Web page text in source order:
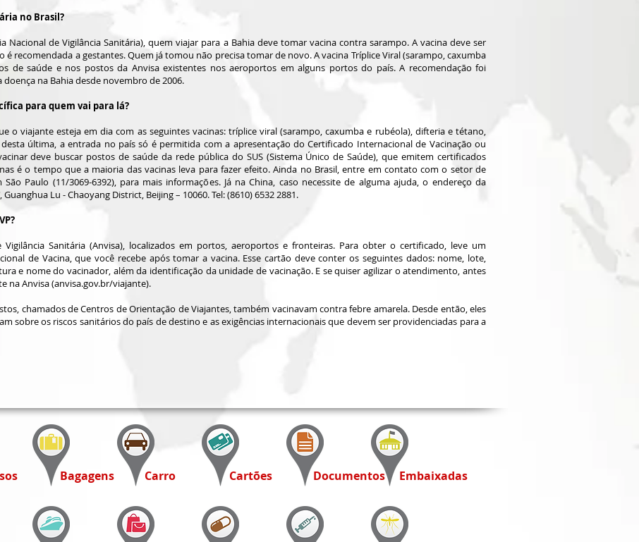
no Brasil?
Nacional de Vigilância Sanitária), quem viajar para a Bahia deve tomar vacina contra sarampo. A vacina deve ser
é recomendada a gestantes. Quem já tomou não precisa tomar de novo. A vacina Tríplice Viral (sarampo, caxumba
de saúde e nos postos da Anvisa existentes nos aeroportos em alguns portos do país. A recomendação foi
na Bahia desde novembro de 2006.
para quem vai para lá?
o viajante esteja em dia com as seguintes vacinas: tríplice viral (sarampo, caxumba e rubéola), difteria e tétano,
última, a entrada no país só é permitida com a apresentação do Certificado Internacional de Vacinação ou
deve buscar postos de saúde da rede pública do SUS (Sistema Único de Saúde), que emitem certificados
é o tempo que a maioria das vacinas leva para fazer efeito. Ainda no Brasil, entre em contato com o setor de
Paulo (11/3069-6392), para mais informações. Já na China, caso necessite de alguma ajuda, o endereço da
Lu - Chaoyang District, Beijing – 10060. Tel: (8610) 6532 2881.
Sanitária (Anvisa), localizados em portos, aeroportos e fronteiras. Para obter o certificado, leve um
de Vacina, que você recebe após tomar a vacina. Esse cartão deve conter os seguintes dados: nome, lote,
e nome do vacinador, além da identificação da unidade de vacinação. E se quiser agilizar o atendimento, antes
na Anvisa (anvisa.gov.br/viajante).
chamados de Centros de Orientação de Viajantes, também vacinavam contra febre amarela. Desde então, eles
sobre os riscos sanitários do país de destino e as exigências internacionais que devem ser providenciadas para a
Bagagens Carro Cartões Documentos Embaixadas